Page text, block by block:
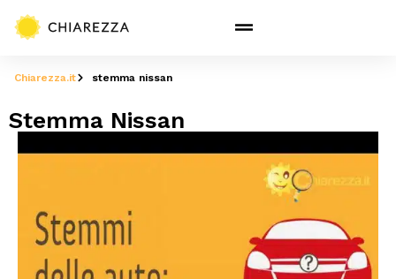
Chiarezza.it stemma nissan
Stemma Nissan